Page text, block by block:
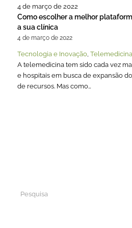
4 de março de 2022
Como escolher a melhor
a sua clínica
4 de março de 2022
Tecnologia e Inovação, Telemedicina
A telemedicina tem sido cada vez
e hospitais em busca de expansão
de recursos. Mas como…